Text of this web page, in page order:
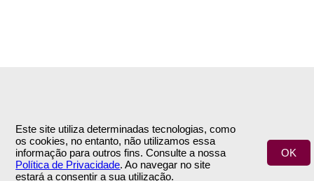
Este site utiliza determinadas tecnologias, como
os cookies, no entanto, não utilizamos essa
informação para outros fins. Consulte a nossa
Política de Privacidade. Ao navegar no site
estará a consentir a sua utilização.
OK
Empresa
Termos e Condições
Política de Privacidade
Contactos
Encomendas & Pagamentos
Envio
Trocas & Devoluções